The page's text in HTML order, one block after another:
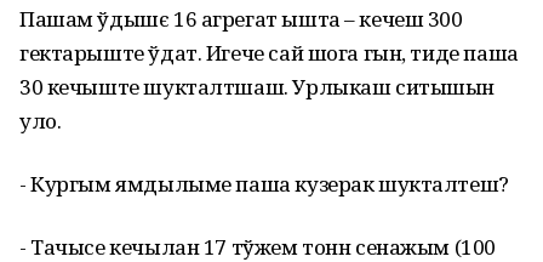
Пашам ўдышє 16 агрегат ышта – кечеш 300
гектарыште ўдат. Игече сай шога гын, тиде паша
30 кечыште шукталтшаш. Урлыкаш ситышын
уло.
- Кургым ямдылыме паша кузерак шукталтеш?
- Тачысе кечылан 17 тўжем тонн сенажым (100